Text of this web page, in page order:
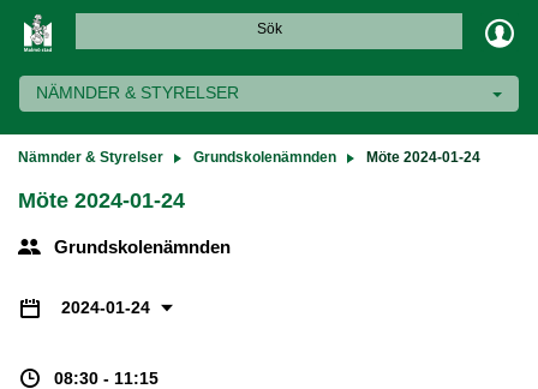
Sök
NÄMNDER & STYRELSER
Nämnder & Styrelser Grundskolenämnden Möte 2024-01-24
Möte 2024-01-24
Grundskolenämnden
2024-01-24
08:30 - 11:15